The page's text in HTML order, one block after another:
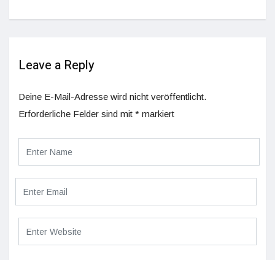
Leave a Reply
Deine E-Mail-Adresse wird nicht veröffentlicht.
Erforderliche Felder sind mit * markiert